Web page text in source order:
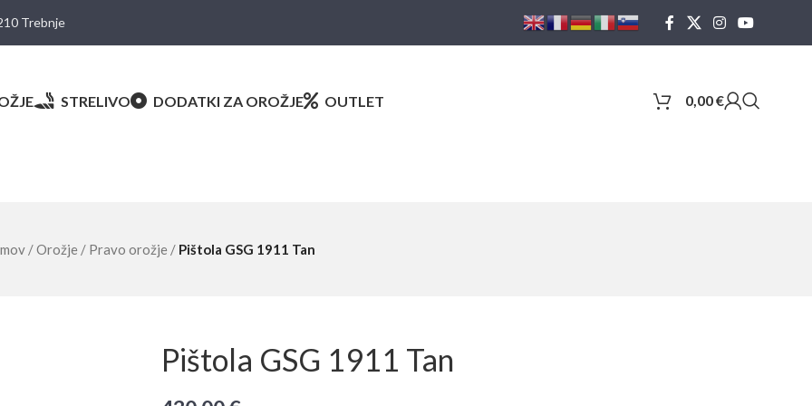
Trebnje
STRELIVO DODATKI ZA OROŽJE OUTLET 0,00€
/Orožje / Pravo orožje / Pištola GSG 1911 Tan
Pištola GSG 1911 Tan